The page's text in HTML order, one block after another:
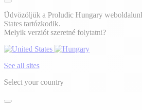
Üdvözöljük a Proludic Hungary
States tartózkodik.
Melyik verziót szeretné folytatni?
See all sites
Select your country